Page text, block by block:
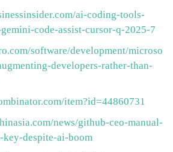
ai-coding-tools-
code-assist-cursor-q-2025-7
software/development/microso
developers-rather-than-
item?id=44860731
news/github-ceo-manual-
key-despite-ai-boom